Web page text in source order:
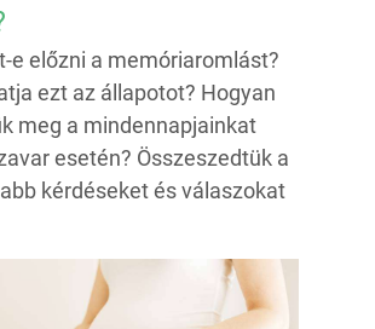
e előzni a memóriaromlást?
ezt az állapotot? Hogyan
meg a mindennapjainkat
esetén? Összeszedtük a
kérdéseket és válaszokat